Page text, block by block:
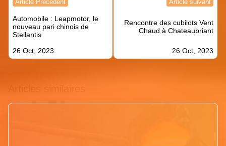
l’article
Article Précédent
Automobile : Leapmotor, le
nouveau pari chinois de
Stellantis
26 Oct, 2023
Article suivant
Rencontre des cubilots Vent
Chaud à Chateaubriant
26 Oct, 2023